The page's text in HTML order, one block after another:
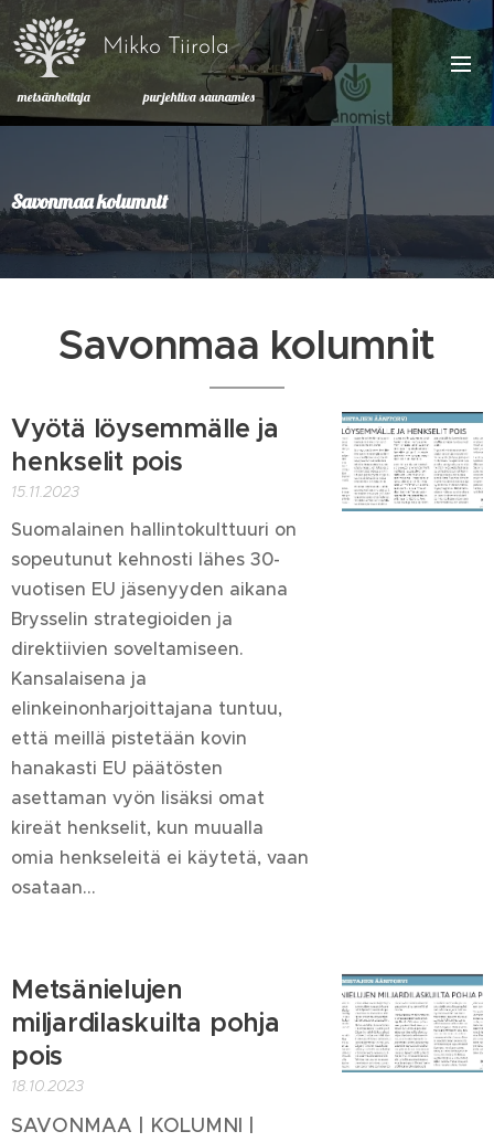
Mikko Tiirola
metsänhoitaja purjehtiva saunamies
Savonmaa kolumnit
Savonmaa kolumnit
Vyötä löysemmälle ja
henkselit pois
15.11.2023
Suomalainen hallintokulttuuri on
sopeutunut kehnosti lähes 30-
vuotisen EU jäsenyyden aikana
Brysselin strategioiden ja
direktiivien soveltamiseen.
Kansalaisena ja
elinkeinonharjoittajana tuntuu,
että meillä pistetään kovin
hanakasti EU päätösten
asettaman vyön lisäksi omat
kireät henkselit, kun muualla
omia henkseleitä ei käytetä, vaan
osataan...
Metsänielujen
miljardilaskuilta pohja
pois
18.10.2023
SAVONMAA | KOLUMNI |